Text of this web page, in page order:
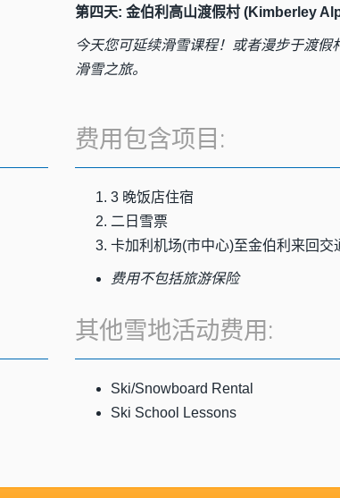
第四天: 金伯利高山渡假村 (Kimberley
今天您可延续滑雪课程！或者漫步于渡
滑雪之旅。
费用包含项目:
3 晚饭店住宿
二日雪票
卡加利机场(市中心)至金伯利来回交
费用不包括旅游保险
其他雪地活动费用:
Ski/Snowboard Rental
Ski School Lessons